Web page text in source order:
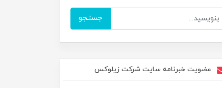
جستجو
عضویت خبرنامه سایت شرکت زیلوکس